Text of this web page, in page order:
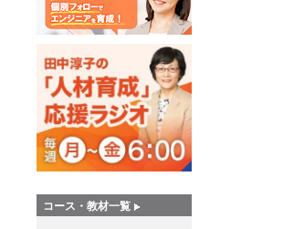
コース・教材一覧